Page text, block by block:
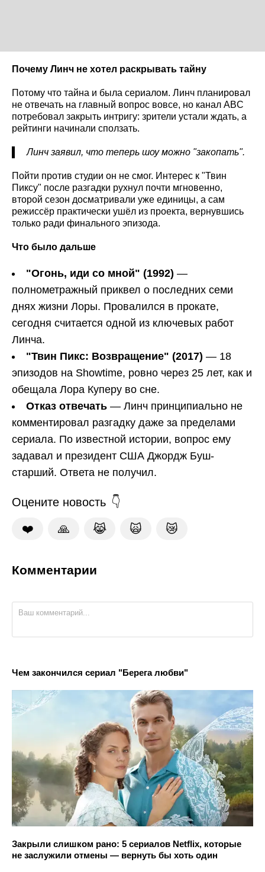
Почему Линч не хотел раскрывать тайну
Потому что тайна и была сериалом. Линч планировал
не отвечать на главный вопрос вовсе, но канал ABC
потребовал закрыть интригу: зрители устали ждать, а
рейтинги начинали сползать.
Линч заявил, что теперь шоу можно "закопать".
Пойти против студии он не смог. Интерес к "Твин
Пиксу" после разгадки рухнул почти мгновенно,
второй сезон досматривали уже единицы, а сам
режиссёр практически ушёл из проекта, вернувшись
только ради финального эпизода.
Что было дальше
"Огонь, иди со мной" (1992) —
полнометражный приквел о последних семи
днях жизни Лоры. Провалился в прокате,
сегодня считается одной из ключевых работ
Линча.
"Твин Пикс: Возвращение" (2017) — 18
эпизодов на Showtime, ровно через 25 лет, как и
обещала Лора Куперу во сне.
Отказ отвечать — Линч принципиально не
комментировал разгадку даже за пределами
сериала. По известной истории, вопрос ему
задавал и президент США Джордж Буш-
старший. Ответа не получил.
Оцените новость
❤️ 🙏 😹 🙀 😿
Комментарии
Чем закончился сериал "Берега любви"
Закрыли слишком рано: 5 сериалов Netflix, которые
не заслужили отмены — вернуть бы хоть один